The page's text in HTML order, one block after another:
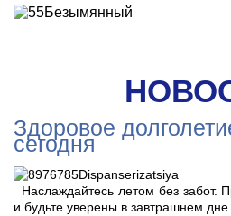
Здоровое
сегодня
Наслаждайтесь летом без забот.
и будьте уверены в завтрашнем дне.